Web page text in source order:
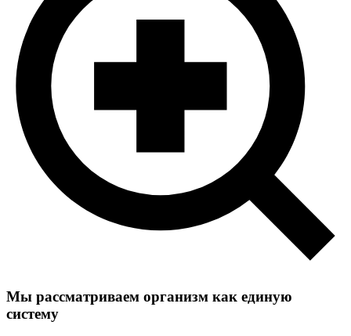
Мы рассматриваем организм как единую
систему